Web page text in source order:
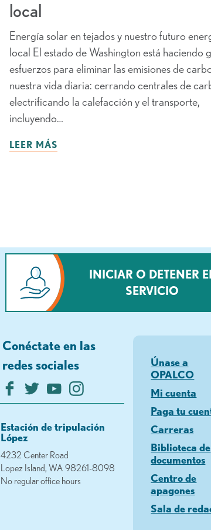
local
Energía solar en tejados y nuestro futuro
local El estado de Washington está haciendo
esfuerzos para eliminar las emisiones de
nuestra vida diaria: cerrando centrales de
electrificando la calefacción y el transporte,
incluyendo…
LEER MÁS
INICIAR O DETENER
SERVICIO
Conéctate en las
redes sociales
Estación de tripulación
López
4232 Center Road
Lopez Island, WA 98261-8098
No regular office hours
Únase a
OPALCO
Mi cuenta
Paga tu
Carreras
Biblioteca de
documentos
Centro de
apagones
Sala de